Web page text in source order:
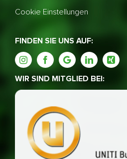
Cookie Einstellungen
FINDEN SIE UNS AUF:
WIR SIND MITGLIED BEI: